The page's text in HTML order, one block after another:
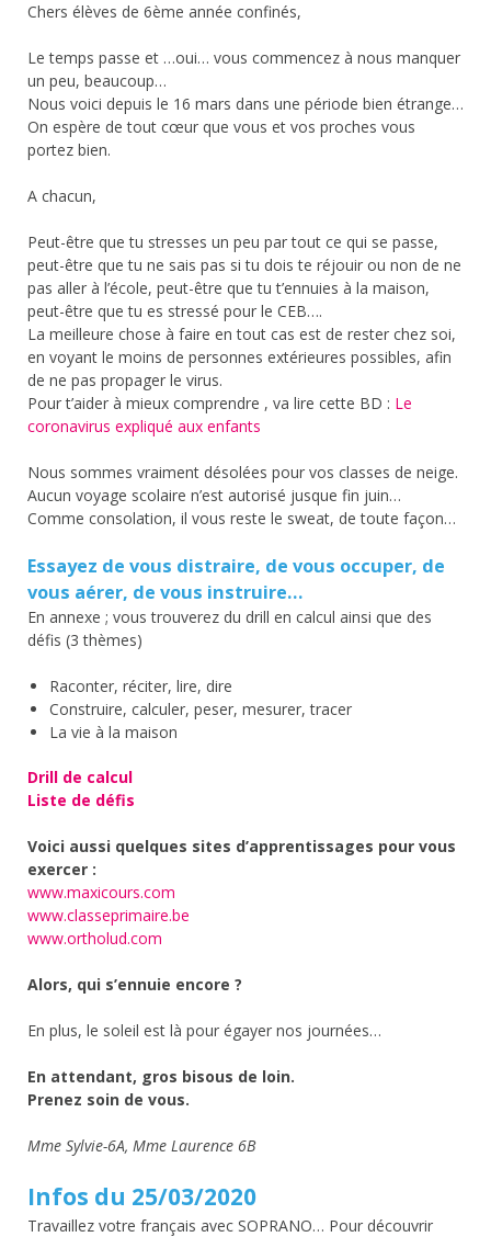
Chers élèves de 6ème année confinés,
Le temps passe et …oui… vous commencez à nous manquer
un peu, beaucoup…
Nous voici depuis le 16 mars dans une période bien étrange…
On espère de tout cœur que vous et vos proches vous
portez bien.
A chacun,
Peut-être que tu stresses un peu par tout ce qui se passe,
peut-être que tu ne sais pas si tu dois te réjouir ou non de ne
pas aller à l’école, peut-être que tu t’ennuies à la maison,
peut-être que tu es stressé pour le CEB….
La meilleure chose à faire en tout cas est de rester chez soi,
en voyant le moins de personnes extérieures possibles, afin
de ne pas propager le virus.
Pour t’aider à mieux comprendre , va lire cette BD : Le
coronavirus expliqué aux enfants
Nous sommes vraiment désolées pour vos classes de neige.
Aucun voyage scolaire n’est autorisé jusque fin juin…
Comme consolation, il vous reste le sweat, de toute façon…
Essayez de vous distraire, de vous occuper, de
vous aérer, de vous instruire…
En annexe ; vous trouverez du drill en calcul ainsi que des
défis (3 thèmes)
Raconter, réciter, lire, dire
Construire, calculer, peser, mesurer, tracer
La vie à la maison
Drill de calcul
Liste de défis
Voici aussi quelques sites d’apprentissages pour vous
exercer :
www.maxicours.com
www.classeprimaire.be
www.ortholud.com
Alors, qui s’ennuie encore ?
En plus, le soleil est là pour égayer nos journées…
En attendant, gros bisous de loin.
Prenez soin de vous.
Mme Sylvie-6A, Mme Laurence 6B
Infos du 25/03/2020
Travaillez votre français avec SOPRANO… Pour découvrir